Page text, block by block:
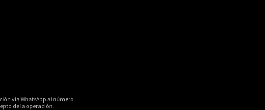
vía WhatsApp al número
de la operación.